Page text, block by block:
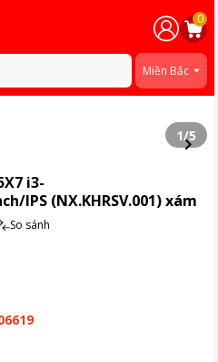
0
Miền Bắc
1/5
i3-
IPS (NX.KHRSV.001) xám
So sánh